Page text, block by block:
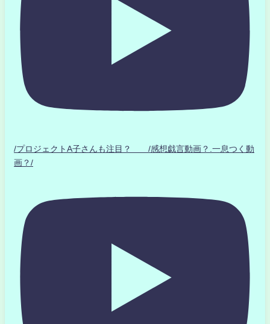
/プロジェクトA子さんも注目？ /感想戯言動画？.一息つく動
画？/